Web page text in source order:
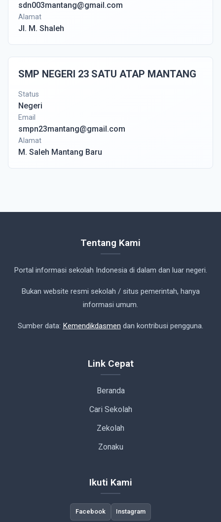
sdn003mantang@gmail.com
Alamat
Jl. M. Shaleh
SMP NEGERI 23 SATU ATAP MANTANG
Status
Negeri
Email
smpn23mantang@gmail.com
Alamat
M. Saleh Mantang Baru
Tentang Kami
Portal informasi sekolah Indonesia di dalam dan luar negeri.
Bukan website resmi sekolah / situs pemerintah, hanya
informasi umum.
Sumber data: Kemendikdasmen dan kontribusi pengguna.
Link Cepat
Beranda
Cari Sekolah
Zekolah
Zonaku
Ikuti Kami
Facebook Instagram